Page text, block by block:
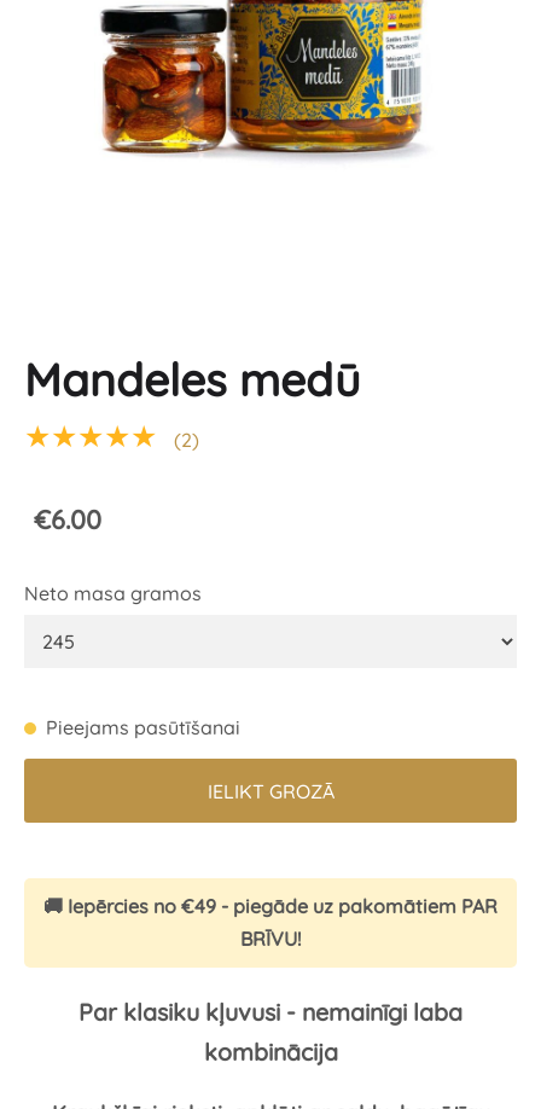
Mandeles medū
★★★★★ (2)
€6.00
Neto masa gramos
Pieejams pasūtīšanai
IELIKT GROZĀ
🚚 Iepērcies no €49 - piegāde uz pakomātiem PAR
BRĪVU!
Par klasiku kļuvusi - nemainīgi laba
kombinācija